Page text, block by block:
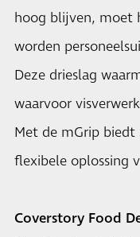
hoog blijven, moet
worden
Deze drieslag
waarvoor
Met de mGrip biedt
flexibele oplossing
Coverstory Food